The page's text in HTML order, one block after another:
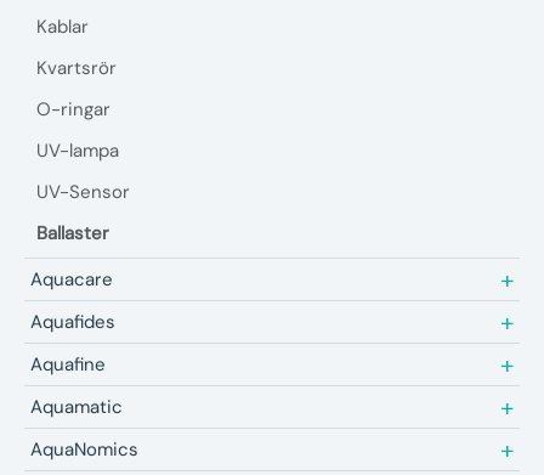
Aquacare
Aquafides
Aquafine
Aquamatic
AquaNomics
Kablar
Kvartsrör
O-ringar
UV-lampa
UV-Sensor
Ballaster